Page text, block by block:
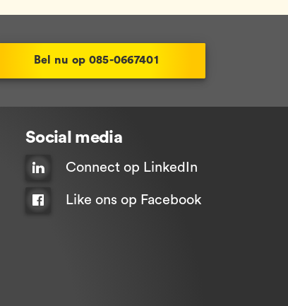
Bel nu op 085-0667401
Social media
Connect op LinkedIn
Like ons op Facebook